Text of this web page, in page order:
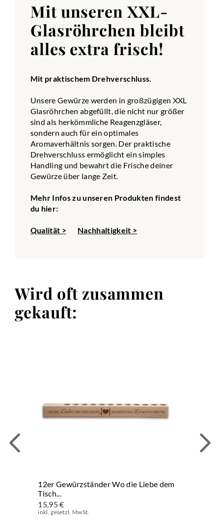
Mit unseren XXL-
Glasröhrchen bleibt
alles extra frisch!
Mit praktischem Drehverschluss.
Unsere Gewürze werden in großzügigen XXL
Glasröhrchen abgefüllt, die nicht nur größer
sind als herkömmliche Reagenzgläser,
sondern auch für ein optimales
Aromaverhältnis sorgen. Der praktische
Drehverschluss ermöglicht ein simples
Handling und bewahrt die Frische deiner
Gewürze über lange Zeit.
Mehr Infos zu unseren Produkten findest
du hier:
Qualität > Nachhaltigkeit >
Wird oft zusammen
gekauft:
12er Gewürzständer Wo die Liebe dem
Tisch...
15,95 €
inkl. gesetzl. MwSt.